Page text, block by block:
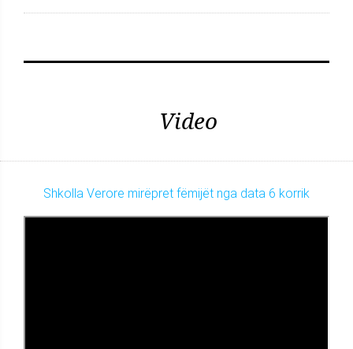
Video
Shkolla Verore mirëpret fëmijët nga data 6 korrik